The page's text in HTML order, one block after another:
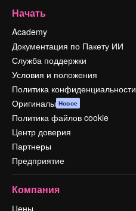
Начать
Academy
Документация по Пакету ИИ
Служба поддержки
Условия и положения
Политика конфиденциальности
Оригиналы Новое
Политика файлов cookie
Центр доверия
Партнеры
Предприятие
Компания
Цены